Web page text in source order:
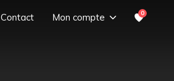
Contact Mon compte 0